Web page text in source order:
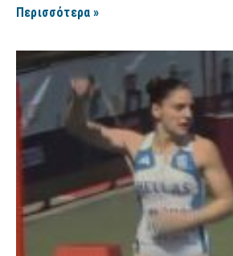
Περισσότερα »